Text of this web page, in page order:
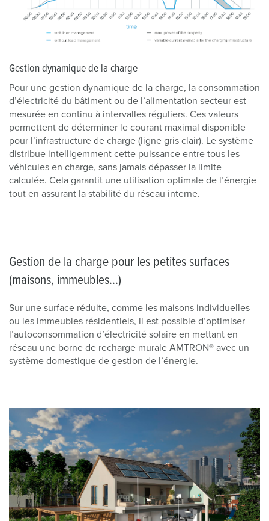
Gestion dynamique de la charge
Pour une gestion dynamique de la charge, la consommation
d’électricité du bâtiment ou de l’alimentation secteur est
mesurée en continu à intervalles réguliers. Ces valeurs
permettent de déterminer le courant maximal disponible
pour l’infrastructure de charge (ligne gris clair). Le système
distribue intelligemment cette puissance entre tous les
véhicules en charge, sans jamais dépasser la limite
calculée. Cela garantit une utilisation optimale de l’énergie
tout en assurant la stabilité du réseau interne.
Gestion de la charge pour les petites surfaces
(maisons, immeubles…)
Sur une surface réduite, comme les maisons individuelles
ou les immeubles résidentiels, il est possible d’optimiser
l’autoconsommation d’électricité solaire en mettant en
réseau une borne de recharge murale AMTRON® avec un
système domestique de gestion de l’énergie.